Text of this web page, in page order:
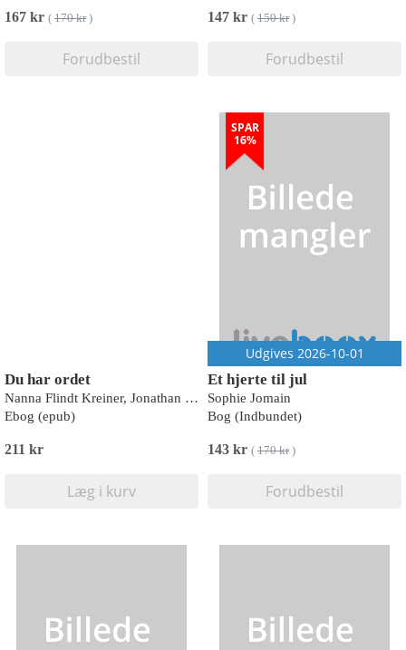
167 kr ( 170 kr)
Forudbestil
147 kr ( 150 kr)
Forudbestil
Du har ordet
Nanna Flindt Kreiner, Jonathan Ovesen
Ebog (epub)
211 kr
Læg i kurv
SPAR
16%
Udgives 2026-10-01
Et hjerte til jul
Sophie Jomain
Bog (Indbundet)
143 kr ( 170 kr)
Forudbestil